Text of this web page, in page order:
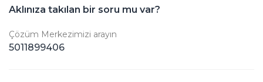
Aklınıza takılan bir soru mu var?
Çözüm Merkezimizi arayın
5011899406